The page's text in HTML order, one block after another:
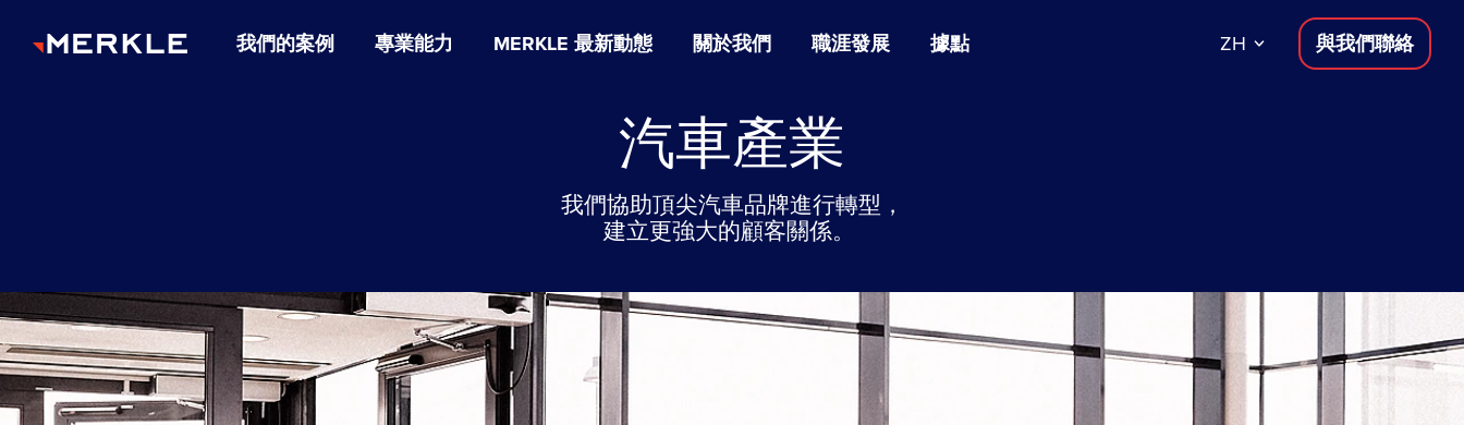
我們的案例 專業能力 MERKLE 最新動態 關於我們 職涯發展 據點 ZH 與我們聯絡
汽車產業
我們協助頂尖汽車品牌進行轉型，
建立更強大的顧客關係。